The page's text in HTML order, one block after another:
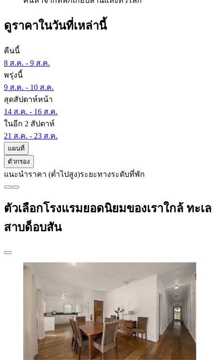
ดูราคาในวันที่เหล่านี้
คืนนี้
8 ส.ค. - 9 ส.ค.
พรุ่งนี้
9 ส.ค. - 10 ส.ค.
สุดสัปดาห์หน้า
14 ส.ค. - 16 ส.ค.
ในอีก 2 สัปดาห์
21 ส.ค. - 23 ส.ค.
แผนที่
ตัวกรอง
แนะนำราคา (ต่ำไปสูง)ระยะทางระดับที่พัก
ตัวเลือกโรงแรมยอดนิยมของเราใกล้ ทะเล
สาบด็อบสัน